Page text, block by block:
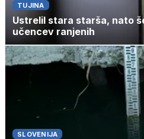
TUJINA
Ustrelil stara starša, nato
učencev ranjenih
SLOVENIJA